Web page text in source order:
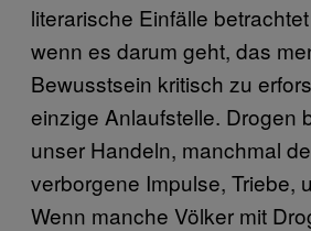
literarische Einfälle
wenn es darum geht, das
Bewusstsein kritisch zu
einzige Anlaufstelle. Drogen
unser Handeln, manchmal
verborgene Impulse, Triebe,
Wenn manche Völker mit